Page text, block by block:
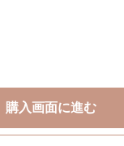
購入画面に進む